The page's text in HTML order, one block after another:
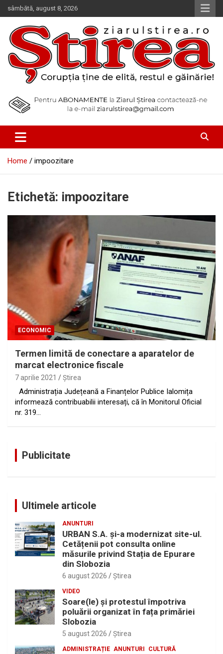
Skip
to
content
sâmbătă, august 8, 2026
Ziarul Știrea
Home impoozitare
Etichetă: impoozitare
ECONOMIC
Termen limită de conectare a aparatelor de
marcat electronice fiscale
7 aprilie 2021 Ştirea
Administrația Județeană a Finanțelor Publice Ialomița
informează contribuabilii interesați, că în Monitorul Oficial
nr. 319…
Publicitate
Ultimele articole
ANUNTURI
URBAN S.A. și-a modernizat site-ul.
Cetățenii pot consulta online
măsurile privind Stația de Epurare
din Slobozia
6 august 2026 Ştirea
VIDEO
Soare(le) și protestul împotriva
poluării organizat în fața primăriei
Slobozia
5 august 2026 Ştirea
ADMINISTRAȚIE ANUNTURI CULTURĂ